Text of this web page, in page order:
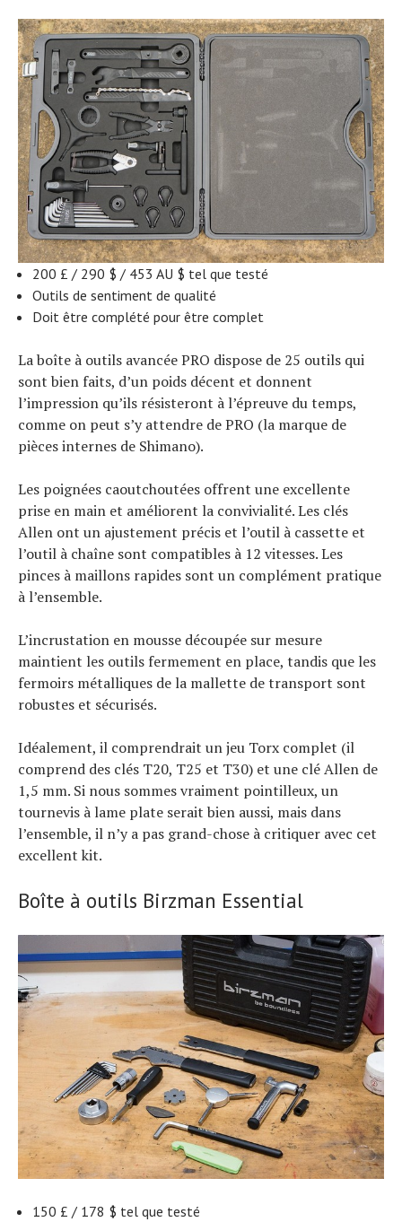
200 £ / 290 $ / 453 AU $ tel que testé
Outils de sentiment de qualité
Doit être complété pour être complet
La boîte à outils avancée PRO dispose de 25 outils qui
sont bien faits, d’un poids décent et donnent
l’impression qu’ils résisteront à l’épreuve du temps,
comme on peut s’y attendre de PRO (la marque de
pièces internes de Shimano).
Les poignées caoutchoutées offrent une excellente
prise en main et améliorent la convivialité. Les clés
Allen ont un ajustement précis et l’outil à cassette et
l’outil à chaîne sont compatibles à 12 vitesses. Les
pinces à maillons rapides sont un complément pratique
à l’ensemble.
L’incrustation en mousse découpée sur mesure
maintient les outils fermement en place, tandis que les
fermoirs métalliques de la mallette de transport sont
robustes et sécurisés.
Idéalement, il comprendrait un jeu Torx complet (il
comprend des clés T20, T25 et T30) et une clé Allen de
1,5 mm. Si nous sommes vraiment pointilleux, un
tournevis à lame plate serait bien aussi, mais dans
l’ensemble, il n’y a pas grand-chose à critiquer avec cet
excellent kit.
Boîte à outils Birzman Essential
150 £ / 178 $ tel que testé